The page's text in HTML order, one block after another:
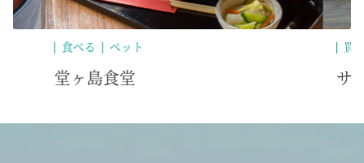
買う ペット
サンセットプラザ堂ヶ島
遊
堂